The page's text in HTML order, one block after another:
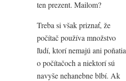
ten prezent. Mailom?
Treba si však priznať, že
počítač používa množstvo
ľudí, ktorí nemajú ani poňatia
o počítačoch a niektorí sú
navyše nehanebne blbí. Ak